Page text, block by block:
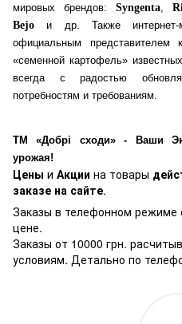
мировых брендов: Syngenta,
Bejo и др. Также интернет-
официальным представителем
«семенной картофель»
всегда с радостью
потребностям и требованиям.
ТМ «Добрі сходи» - Ваши
урожая!
Цены и Акции на товары
заказе на сайте.
Заказы в телефонном
цене.
Заказы от 10000 грн.
условиям. Детально по